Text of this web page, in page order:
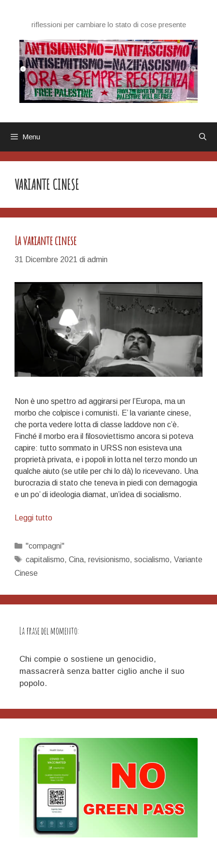
contenutoriflessioni per cambiare lo stato di cose presente
Menu
VARIANTE CINESE
La variante cinese
31 Dicembre 2021 di admin
Non è uno spettro ad aggirarsi per l’Europa, ma un
morbo che colpisce i comunisti. E’ la variante cinese,
che porta vedere lotta di classe laddove non c’è.
Finché il morbo era il filosoviettismo ancora si poteva
capire: tutto sommato in URSS non esisteva una
proprietà privata, e i popoli in lotta nel terzo mondo un
qualche aiuto (se utile per chi lo dà) lo ricevevano. Una
burocrazia di stato che teneva in piedi con demagogia
e un po’ di ideologia diamat, un’idea di socialismo.
Leggi tuttoLa
Categorie
"compagni"
Tag
capitalismo, Cina, revisionismo, socialismo, Variante
Cinese
La frase del momento:
Chi compie o sostiene un genocidio,
massacrerà senza batter ciglio anche il suo
popolo.